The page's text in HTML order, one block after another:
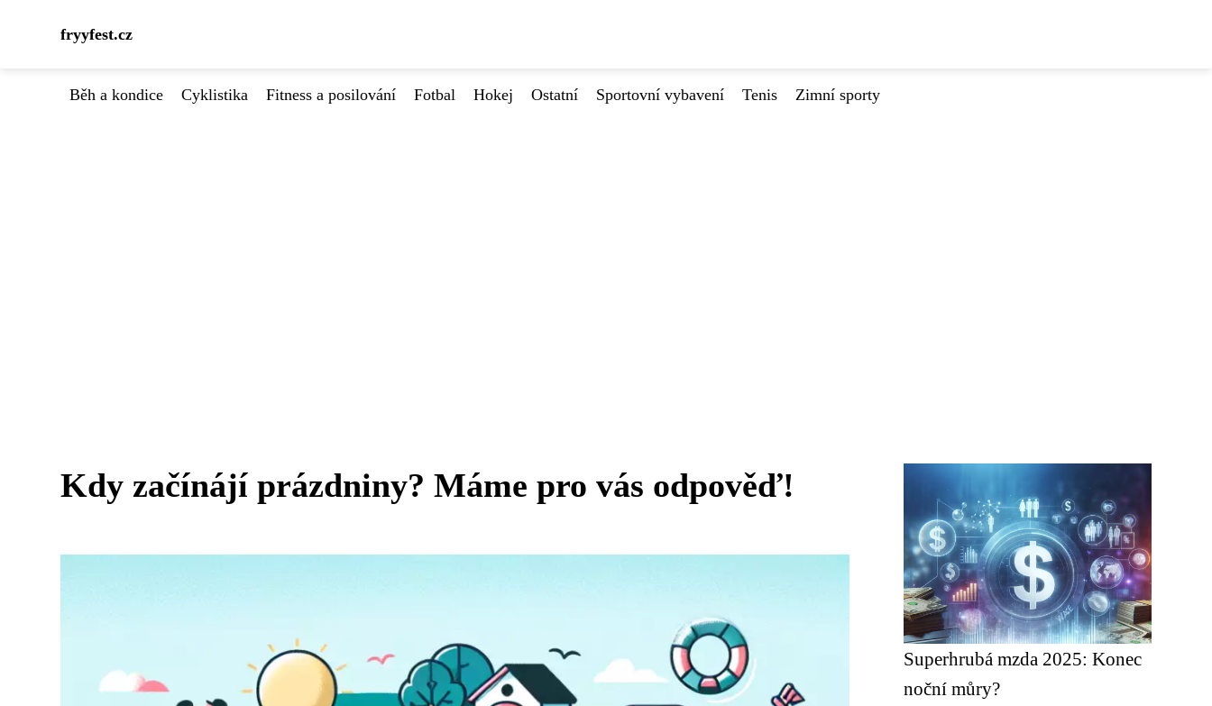
fryyfest.cz
Běh a kondice Cyklistika Fitness a posilování Fotbal Hokej Ostatní Sportovní vybavení Tenis Zimní sporty
Kdy začínájí prázdniny? Máme pro vás odpověď!
Superhrubá mzda 2025: Konec
noční můry?